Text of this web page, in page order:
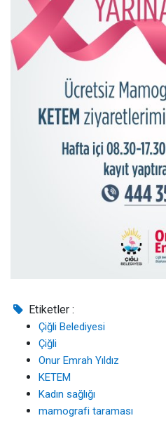
Etiketler :
Çiğli Belediyesi
Çiğli
Onur Emrah Yıldız
KETEM
Kadın sağlığı
mamografi taraması